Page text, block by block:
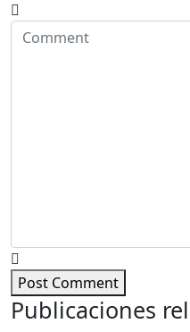
Post Comment
Publicaciones